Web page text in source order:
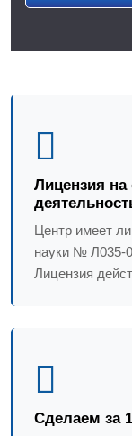
Лицензия на
Центр имеет
науки № Л035-
Лицензия
Сделаем за